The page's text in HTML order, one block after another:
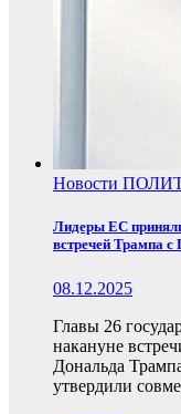
Новости
Лидеры ЕС
встречей Трампа
08.12.2025
Главы 26
накануне
Дональда
утвердили